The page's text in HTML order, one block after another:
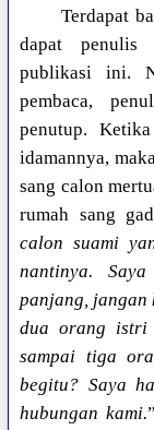
Terdapat
dapat penulis
publikasi ini.
pembaca,
penutup.
idamannya,
sang calon
rumah sang
calon suami
nantinya.
panjang, jangan
dua orang istri
sampai tiga
begitu? Saya
hubungan kami.